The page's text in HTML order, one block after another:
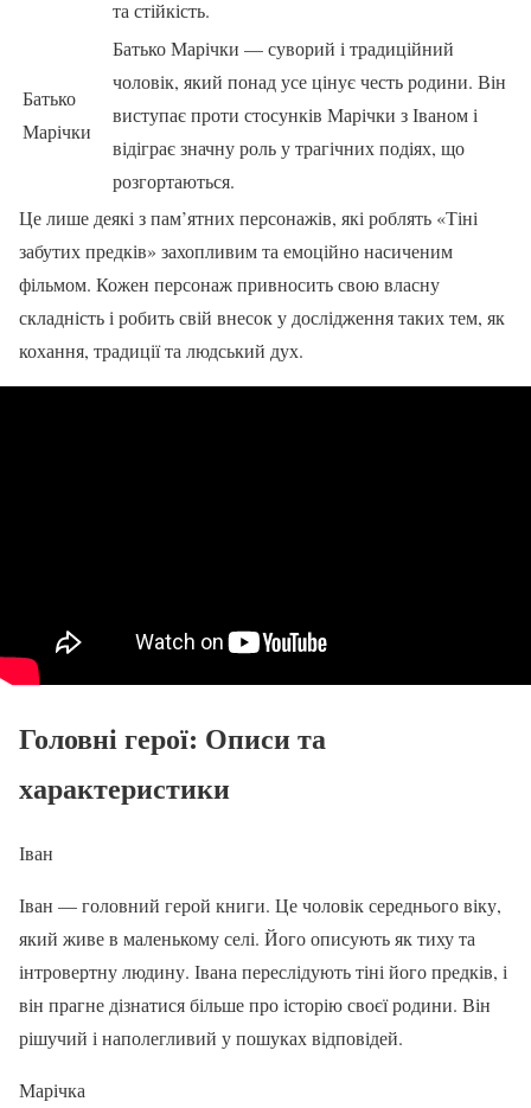
та стійкість.
Батько
Марічки
Батько Марічки — суворий і традиційний
чоловік, який понад усе цінує честь родини. Він
виступає проти стосунків Марічки з Іваном і
відіграє значну роль у трагічних подіях, що
розгортаються.
Це лише деякі з пам’ятних персонажів, які роблять «Тіні
забутих предків» захопливим та емоційно насиченим
фільмом. Кожен персонаж привносить свою власну
складність і робить свій внесок у дослідження таких тем, як
кохання, традиції та людський дух.
Головні герої: Описи та
характеристики
Іван
Іван — головний герой книги. Це чоловік середнього віку,
який живе в маленькому селі. Його описують як тиху та
інтровертну людину. Івана переслідують тіні його предків, і
він прагне дізнатися більше про історію своєї родини. Він
рішучий і наполегливий у пошуках відповідей.
Марічка